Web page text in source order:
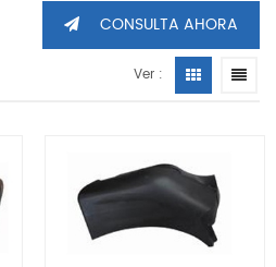
CONSULTA AHORA
Ver :